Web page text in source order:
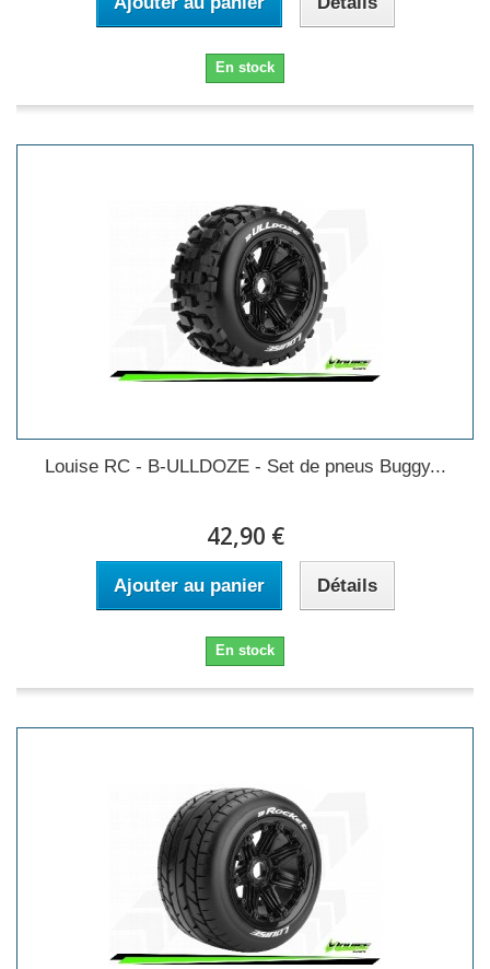
En stock
Louise RC - B-ULLDOZE - Set de pneus Buggy...
42,90 €
Ajouter au panier Détails
En stock